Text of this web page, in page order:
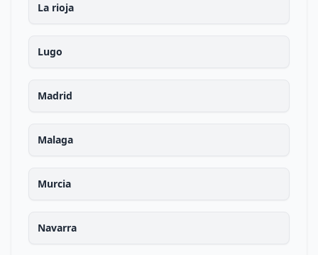
La rioja
Lugo
Madrid
Malaga
Murcia
Navarra